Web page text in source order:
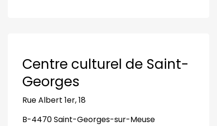
Centre culturel de Saint-
Georges
Rue Albert 1er, 18
B-4470 Saint-Georges-sur-Meuse